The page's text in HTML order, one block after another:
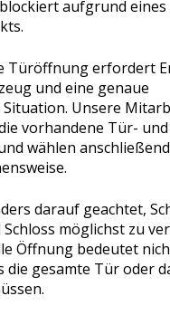
aufgrund eines
Türöffnung erfordert
und eine genaue
Situation. Unsere
vorhandene Tür- und
wählen
darauf geachtet,
möglichst zu
Öffnung bedeutet
die gesamte Tür oder